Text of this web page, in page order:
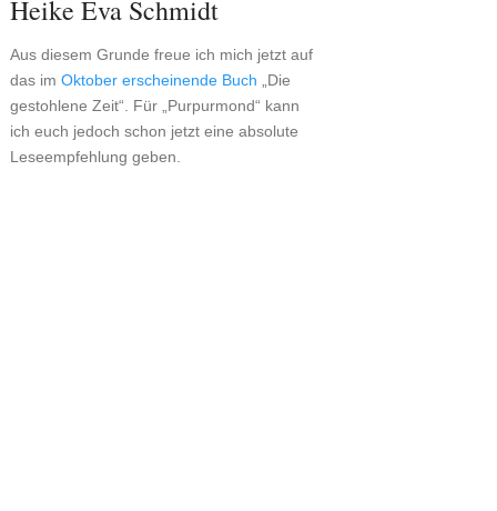
Heike Eva Schmidt
Aus diesem Grunde freue ich mich jetzt auf
das im Oktober erscheinende Buch „Die
gestohlene Zeit“. Für „Purpurmond“ kann
ich euch jedoch schon jetzt eine absolute
Leseempfehlung geben.